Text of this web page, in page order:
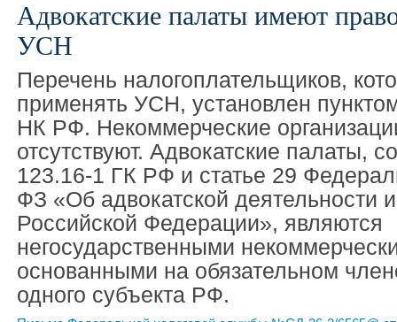
Адвокатские палаты имеют
УСН
Перечень налогоплательщиков,
применять УСН, установлен
НК РФ. Некоммерческие
отсутствуют. Адвокатские палаты,
123.16-1 ГК РФ и статье 29
ФЗ «Об адвокатской деятельности
Российской Федерации», являются
негосударственными
основанными на обязательном
одного субъекта РФ.